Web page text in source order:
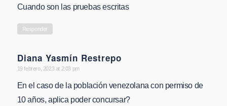
Cuando son las pruebas escritas
Responder
Diana Yasmín Restrepo
says:
19 febrero, 2023 at 2:03 pm
En el caso de la población venezolana con permiso de
10 años, aplica poder concursar?